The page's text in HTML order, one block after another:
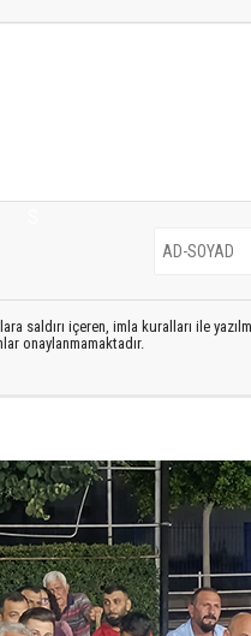
saldırı içeren, imla kuralları ile
onaylanmamaktadır.